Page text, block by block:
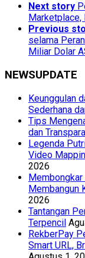
Next story
Marketplace,
Previous
selama
Miliar Dolar
NEWSUPDATE
Keunggulan
Sederhana
Tips
dan
Legenda
Video
2026
Membongkar
Membangun
2026
Tantangan
Terpencil
RekberPay
Smart URL,